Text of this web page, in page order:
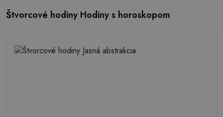
Štvorcové hodiny Hodiny s horoskopom